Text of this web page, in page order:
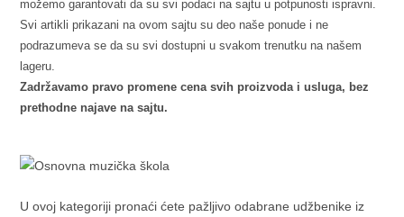
možemo garantovati da su svi podaci na sajtu u potpunosti ispravni.
Svi artikli prikazani na ovom sajtu su deo naše ponude i ne
podrazumeva se da su svi dostupni u svakom trenutku na našem
lageru.
Zadržavamo pravo promene cena svih proizvoda i usluga, bez
prethodne najave na sajtu.
U ovoj kategoriji pronaći ćete pažljivo odabrane udžbenike iz